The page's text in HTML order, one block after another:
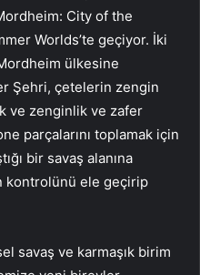
City of the
Worlds’te geçiyor. İki
ülkesine
Şehri, çetelerin zengin
ve zenginlik ve zafer
parçalarını toplamak için
bir savaş alanına
kontrolünü ele geçirip
savaş ve karmaşık birim